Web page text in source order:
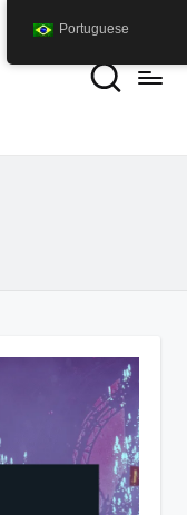
Portuguese